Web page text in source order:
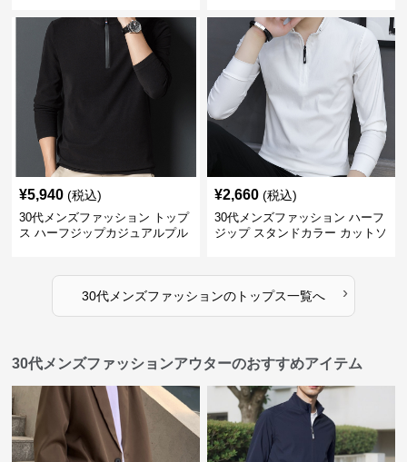
¥5,940 (税込)
30代メンズファッション トップ
ス ハーフジップカジュアルプル
¥2,660 (税込)
30代メンズファッション ハーフ
ジップ スタンドカラー カットソ
30代メンズファッションのトップス一覧へ ›
30代メンズファッションアウターのおすすめアイテム